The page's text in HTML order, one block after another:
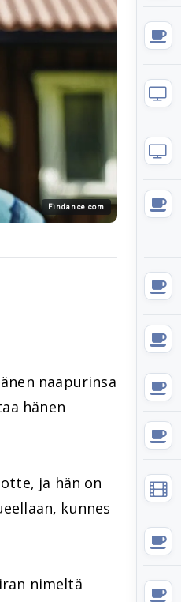
Findance.com
naapurinsa
hänen
ja hän on
kunnes
nimeltä